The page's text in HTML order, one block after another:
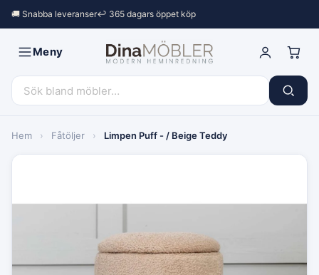
🚚 Snabba leveranser↩︎ 365 dagars öppet köp
Meny
Hem › Fåtöljer › Limpen Puff - / Beige Teddy